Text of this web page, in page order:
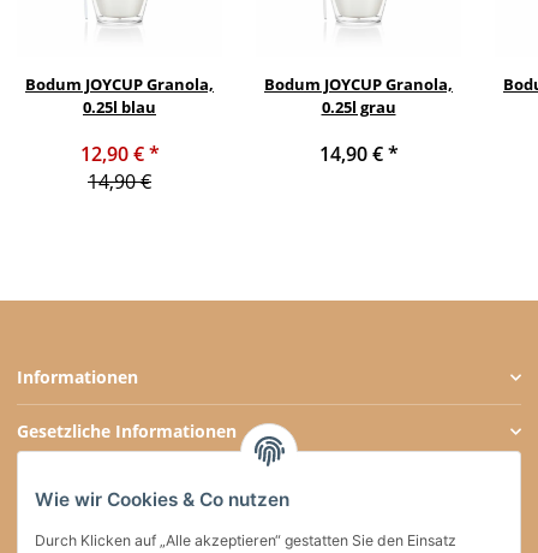
Bodum JOYCUP Granola,
0.25l blau
12,90 €*
14,90 €
Bodum JOYCUP Granola,
0.25l grau
14,90 €*
Informationen
Gesetzliche Informationen
Social Media
Wie wir Cookies & Co nutzen
Durch Klicken auf „Alle akzeptieren“ gestatten Sie den Einsatz